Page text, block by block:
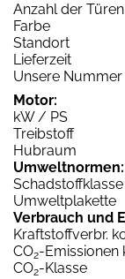
Anzahl der Türen
Farbe
Standort
Lieferzeit
Unsere Nummer
Motor:
kW / PS
Treibstoff
Hubraum
Umweltnormen:
Schadstoffklasse
Umweltplakette
Verbrauch und
Kraftstoffverbr.
CO2-Emissionen
CO2-Klasse